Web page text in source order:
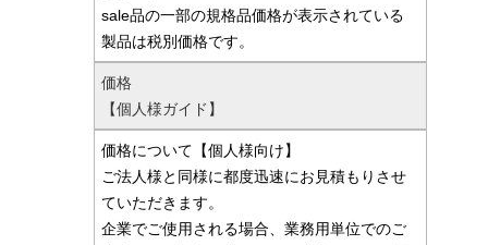
sale品の一部の規格品価格が表示されている
製品は税別価格です。
価格
【個人様ガイド】
価格について【個人様向け】
ご法人様と同様に都度迅速にお見積もりさせ
ていただきます。
企業でご使用される場合、業務用単位でのご